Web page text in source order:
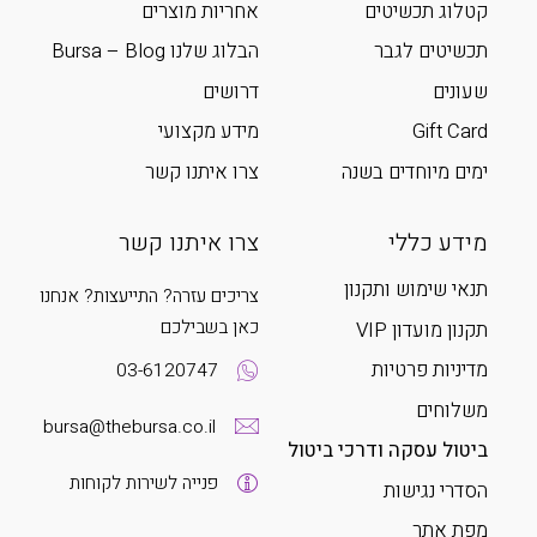
קטלוג תכשיטים
תכשיטים לגבר
שעונים
Gift Card
ימים מיוחדים בשנה
אחריות מוצרים
הבלוג שלנו Bursa – Blog
דרושים
מידע מקצועי
צרו איתנו קשר
מידע כללי
תנאי שימוש ותקנון
תקנון מועדון VIP
מדיניות פרטיות
משלוחים
ביטול עסקה ודרכי ביטול
הסדרי נגישות
מפת אתר
צרו איתנו קשר
צריכים עזרה? התייעצות? אנחנו
כאן בשבילכם
03-6120747
bursa@thebursa.co.il
פנייה לשירות לקוחות